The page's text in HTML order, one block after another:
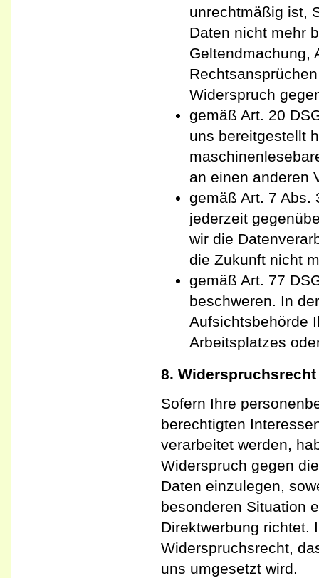
unrechtmäßig ist,
Daten nicht mehr
Geltendmachung,
Widerspruch
gemäß Art. 20
uns bereitgestellt
an einen anderen
gemäß Art. 7 Abs.
jederzeit
wir die
die Zukunft nicht
gemäß Art. 77
beschweren. In
Aufsichtsbehörde
Arbeitsplatzes
8. Widerspruchsrecht
Sofern Ihre
berechtigten
verarbeitet werden,
Widerspruch gegen
Daten einzulegen,
besonderen Situation
Direktwerbung richtet.
Widerspruchsrecht,
uns umgesetzt wird.